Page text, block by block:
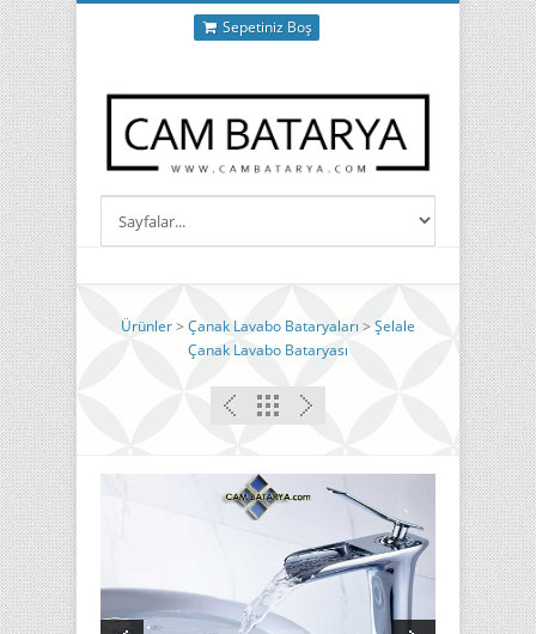
Sepetiniz Boş
Ürünler> Çanak Lavabo Bataryaları > Şelale
Çanak Lavabo Bataryası